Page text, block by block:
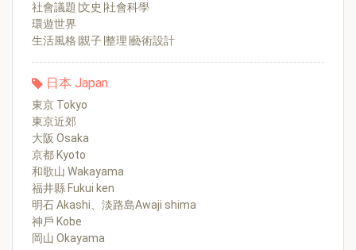
社會議題∣文史∣社會科學
環遊世界
生活風格∣親子∣整理∣藝術設計
日本 Japan
東京 Tokyo
東京近郊
大阪 Osaka
京都 Kyoto
和歌山 Wakayama
福井縣 Fukui ken
明石 Akashi、淡路島Awaji shima
神戶 Kobe
岡山 Okayama